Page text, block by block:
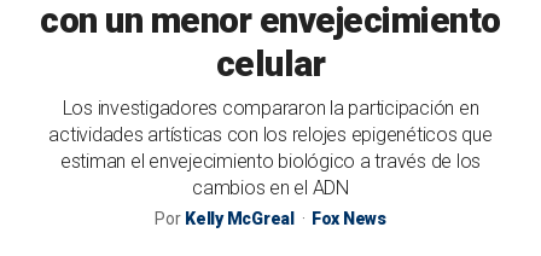
con un menor envejecimiento
celular
Los investigadores compararon la participación en
actividades artísticas con los relojes epigenéticos que
estiman el envejecimiento biológico a través de los
cambios en el ADN
Por Kelly McGreal Fox News